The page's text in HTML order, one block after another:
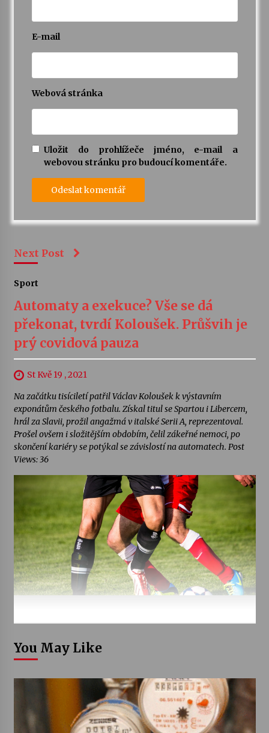
E-mail
Webová stránka
Uložit do prohlížeče jméno, e-mail a
webovou stránku pro budoucí komentáře.
Next Post
Sport
Automaty a exekuce? Vše se dá
překonat, tvrdí Koloušek. Průšvih je
prý covidová pauza
St Kvě 19 , 2021
Na začátku tisíciletí patřil Václav Koloušek k výstavním
exponátům českého fotbalu. Získal titul se Spartou i Libercem,
hrál za Slavii, prožil angažmá v italské Serii A, reprezentoval.
Prošel ovšem i složitějším obdobím, čelil zákeřné nemoci, po
skončení kariéry se potýkal se závislostí na automatech. Post
Views: 36
You May Like